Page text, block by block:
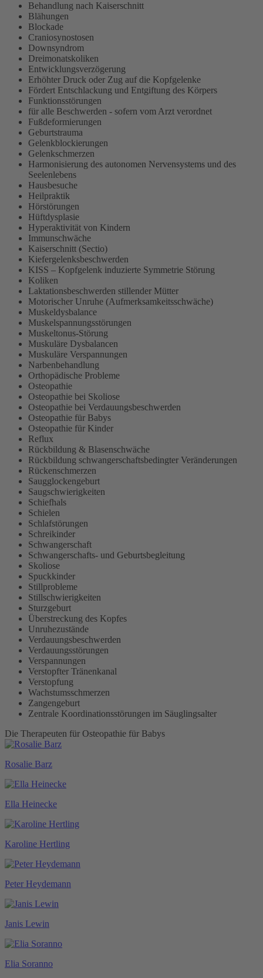
Behandlung nach Kaiserschnitt
Blähungen
Blockade
Craniosynostosen
Downsyndrom
Dreimonatskoliken
Entwicklungsverzögerung
Erhöhter Druck oder Zug auf die Kopfgelenke
Fördert Entschlackung und Entgiftung des Körpers
Funktionsstörungen
für alle Beschwerden - sofern vom Arzt verordnet
Fußdeformierungen
Geburtstrauma
Gelenkblockierungen
Gelenkschmerzen
Harmonisierung des autonomen Nervensystems und des
Seelenlebens
Hausbesuche
Heilpraktik
Hörstörungen
Hüftdysplasie
Hyperaktivität von Kindern
Immunschwäche
Kaiserschnitt (Sectio)
Kiefergelenksbeschwerden
KISS – Kopfgelenk induzierte Symmetrie Störung
Koliken
Laktationsbeschwerden stillender Mütter
Motorischer Unruhe (Aufmerksamkeitsschwäche)
Muskeldysbalance
Muskelspannungsstörungen
Muskeltonus-Störung
Muskuläre Dysbalancen
Muskuläre Verspannungen
Narbenbehandlung
Orthopädische Probleme
Osteopathie
Osteopathie bei Skoliose
Osteopathie bei Verdauungsbeschwerden
Osteopathie für Babys
Osteopathie für Kinder
Reflux
Rückbildung & Blasenschwäche
Rückbildung schwangerschaftsbedingter Veränderungen
Rückenschmerzen
Saugglockengeburt
Saugschwierigkeiten
Schiefhals
Schielen
Schlafstörungen
Schreikinder
Schwangerschaft
Schwangerschafts- und Geburtsbegleitung
Skoliose
Spuckkinder
Stillprobleme
Stillschwierigkeiten
Sturzgeburt
Überstreckung des Kopfes
Unruhezustände
Verdauungsbeschwerden
Verdauungsstörungen
Verspannungen
Verstopfter Tränenkanal
Verstopfung
Wachstumsschmerzen
Zangengeburt
Zentrale Koordinationsstörungen im Säuglingsalter
Die Therapeuten für Osteopathie für Babys
Rosalie Barz
Ella Heinecke
Karoline Hertling
Peter Heydemann
Janis Lewin
Elia Soranno